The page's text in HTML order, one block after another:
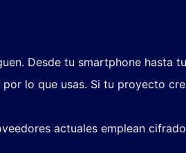
Desde tu smartphone hasta
por lo que usas. Si tu proyecto
actuales emplean